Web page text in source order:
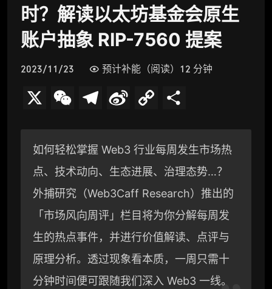
时？解读以太坊基金会原生
账户抽象 RIP-7560 提案
2023/11/23 预计补能（阅读）12 分钟
W
C
h
a
t
l
g
r
m
n
a
W
e
i
b
o
p
L
i
n
k
如何轻松掌握 Web3 行业每周发生市场热
点、技术动向、生态进展、治理态势…？
外捕研究（Web3Caff Research）推出的
「市场风向周评」栏目将为你分解每周发
生的热点事件，并进行价值解读、点评与
原理分析。透过现象看本质，一周只需十
分钟时间便可跟随我们深入 Web3 一线。